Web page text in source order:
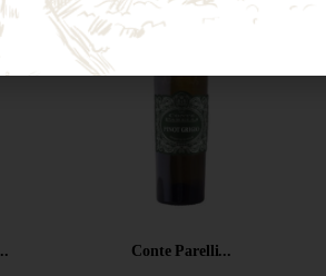
Conte Parelli...